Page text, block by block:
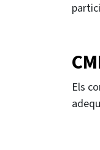
Els